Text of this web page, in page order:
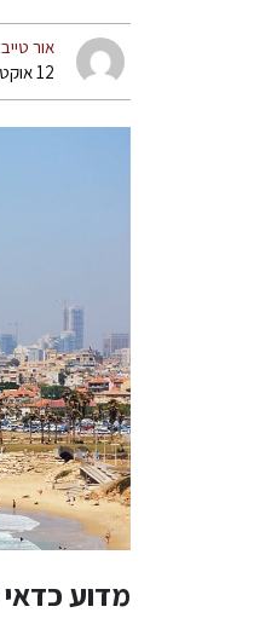
אור טייב
12 אוקטובר, 2025 20:23
מדוע כדאי